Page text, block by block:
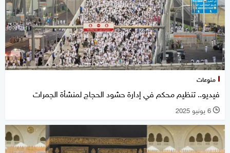
منوعات
فيديو.. تنظيم محكم في إدارة حشود الحجاج لمنشأة الجمرات
l 6 يونيو 2025